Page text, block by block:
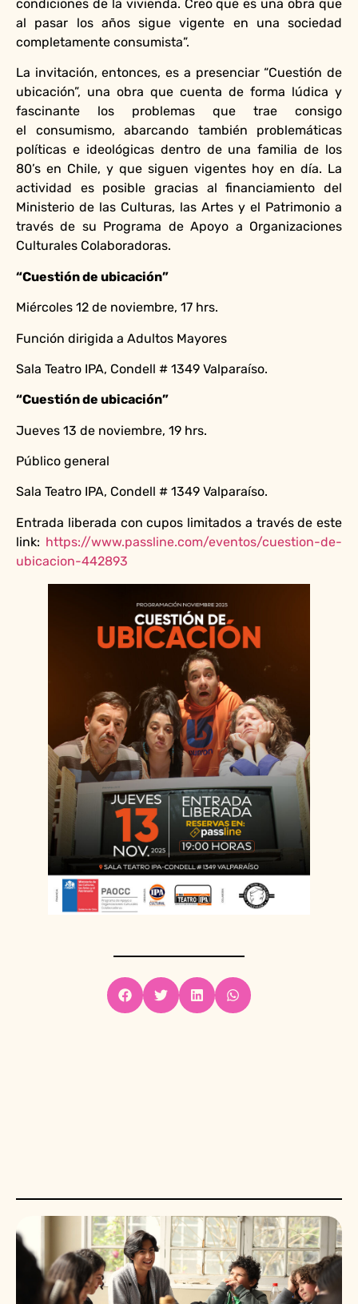
condiciones de la vivienda. Creo que es una obra que
al pasar los años sigue vigente en una sociedad
completamente consumista”.
La invitación, entonces, es a presenciar “Cuestión de
ubicación”, una obra que cuenta de forma lúdica y
fascinante los problemas que trae consigo
el consumismo, abarcando también problemáticas
políticas e ideológicas dentro de una familia de los
80’s en Chile, y que siguen vigentes hoy en día. La
actividad es posible gracias al financiamiento del
Ministerio de las Culturas, las Artes y el Patrimonio a
través de su Programa de Apoyo a Organizaciones
Culturales Colaboradoras.
“Cuestión de ubicación”
Miércoles 12 de noviembre, 17 hrs.
Función dirigida a Adultos Mayores
Sala Teatro IPA, Condell # 1349 Valparaíso.
“Cuestión de ubicación”
Jueves 13 de noviembre, 19 hrs.
Público general
Sala Teatro IPA, Condell # 1349 Valparaíso.
Entrada liberada con cupos limitados a través de este
link: https://www.passline.com/eventos/cuestion-de-
ubicacion-442893